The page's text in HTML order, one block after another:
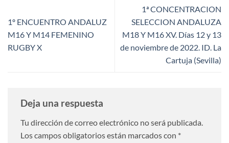
1º ENCUENTRO ANDALUZ
M16 Y M14 FEMENINO
RUGBY X
1ª CONCENTRACION
SELECCION ANDALUZA
M18 Y M16 XV. Días 12 y 13
de noviembre de 2022. ID. La
Cartuja (Sevilla)
Deja una respuesta
Tu dirección de correo electrónico no será publicada.
Los campos obligatorios están marcados con *